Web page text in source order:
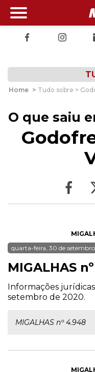
Home > Tudo sobre >
O que saiu
quarta-feira, 30 de
MIGALHAS
Informações
setembro de 2020.
MIGALHAS nº 4.948